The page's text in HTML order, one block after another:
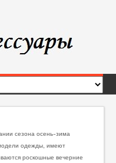
сезона осень-зима
одежды, имеют
роскошные вечерние